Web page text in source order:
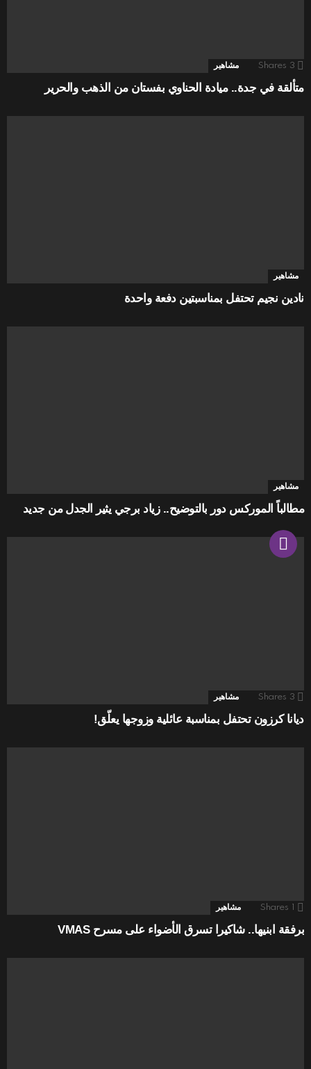
3
Shares مشاهير
متألقة في جدة.. ميادة الحناوي بفستان من الذهب والحرير
مشاهير
نادين نجيم تحتفل بمناسبتين دفعة واحدة
مشاهير
مطالباً الموركس دور بالتوضيح.. زياد برجي يثير الجدل من جديد
3
Shares مشاهير
ديانا كرزون تحتفل بمناسبة عائلية وزوجها يعلّق!
1
Shares مشاهير
برفقة ابنيها.. شاكيرا تسرق الأضواء على مسرح VMAS